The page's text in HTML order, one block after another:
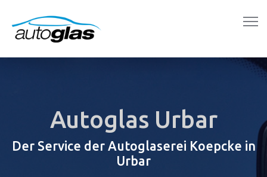
Autoglas Urbar
Der Service der Autoglaserei Koepcke in
Urbar